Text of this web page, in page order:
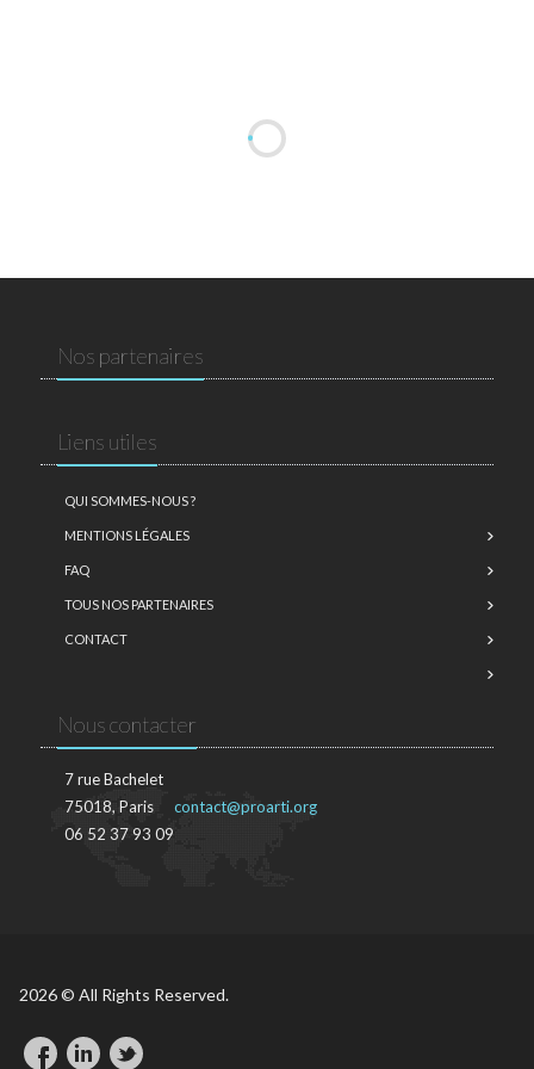
Nos partenaires
Liens utiles
QUI SOMMES-NOUS ?
MENTIONS LÉGALES
FAQ
TOUS NOS PARTENAIRES
CONTACT
Nous contacter
7 rue Bachelet
75018, Paris
06 52 37 93 09
contact@proarti.org
2026 © All Rights Reserved.